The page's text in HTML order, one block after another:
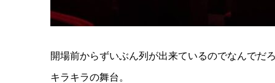
開場前からずいぶん列が出来ているのでなんでだ
キラキラの舞台。